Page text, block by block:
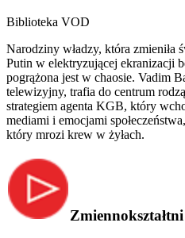
Biblioteka VOD
Narodziny władzy, która zmieniła
Putin w elektryzującej ekranizacji
pogrążona jest w chaosie. Vadim
telewizyjny, trafia do centrum
strategiem agenta KGB, który
mediami i emocjami
który mrozi krew w żyłach.